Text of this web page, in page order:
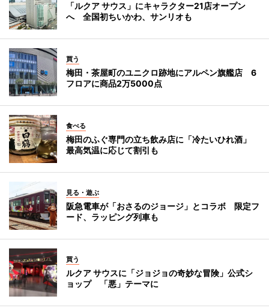
「ルクア サウス」にキャラクター21店オープン
へ 全国初ちいかわ、サンリオも
買う
梅田・茶屋町のユニクロ跡地にアルペン旗艦店 6
フロアに商品2万5000点
食べる
梅田のふぐ専門の立ち飲み店に「冷たいひれ酒」
最高気温に応じて割引も
見る・遊ぶ
阪急電車が「おさるのジョージ」とコラボ 限定フ
ード、ラッピング列車も
買う
ルクア サウスに「ジョジョの奇妙な冒険」公式シ
ョップ 「悪」テーマに